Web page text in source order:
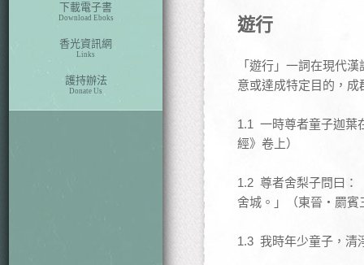
下載電子書
Download Eboks
香光資訊網
Links
護持辦法
Donate Us
遊行
「遊行」一詞在現代
意或達成特定目的，
1.1 一時尊者童子迦葉
經》卷上）
1.2 尊者舍梨子問曰：
舍城。」（東晉‧罽賓
1.3 我時年少童子，清